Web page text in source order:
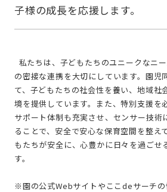
の密接な連携を大切にしています。園児
て、子どもたちの社会性を養い、地域社
境を提供しています。また、特別支援を
サポート体制も充実させ、センサー技術
ることで、安全で安心な保育空間を整え
もたちが安全に、心豊かに日々を過ごせ
す。
※園の公式Webサイトやここdeサーチ